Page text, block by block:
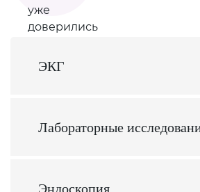
ЭКГ
Лабораторные
Эндоскопия